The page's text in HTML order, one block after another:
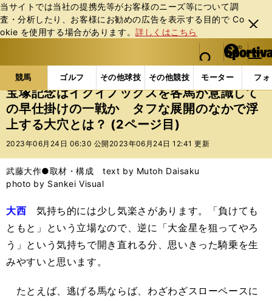
当サイトでは当社の提携先等がお客様のニーズ等について調
査・分析したり、お客様にお勧めの広告を表⽰する⽬的で Co
okie を使⽤する場合があります。詳しくはこちら
閉じ
る
web Sportiva (webスポルティーバ)
検索
マイペ
ー
ジ
メニュ
競馬 ゴルフ その他球技 その他競技 モーター フ
b
ス
ポ
ル
テ
ー
バ
競馬の記事一覧 競馬 宝塚記念はイクイノックスを
宝塚記念はイクイノックスを各馬が意識して
の早仕掛けの一戦か タフな展開のなかで浮
上する大穴とは？ (2ページ目)
2023年06月24日 06:30 公開 2023年06月24日 12:41 更新
武藤大作●取材・構成 text by Mutoh Daisaku
photo by Sankei Visual
大西 気持ち的には少し気楽さがあります。「負けても
ともと」という立場なので、逆に「大金星を狙ってやろ
う」という気持ちで開き直れる分、思いきった騎乗を生
みやすいと思います。
たとえば、逃げる馬ならば、わざわざスローペースに